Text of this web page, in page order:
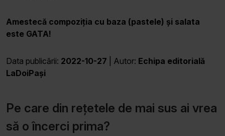
Amestecă compoziția cu baza (pastele) și salata
este GATA!
Data publicării: 2022-10-27 | Autor: Echipa editorială
LaDoiPași
Pe care din rețetele de mai sus ai vrea
să o încerci prima?